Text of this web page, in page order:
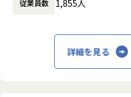
開発と、リユース業界の未来
買取から販売までの一連の業
れており、各プロダクトチー
ないたくさんの
これらを再流
作っては捨てる
す。
従業員数 1,855人
詳細を見る